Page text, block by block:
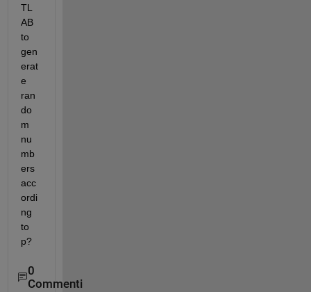
TL
AB
to
gen
erat
e
ran
do
m
nu
mb
ers
acc
ordi
ng
to
p?
0
Commenti